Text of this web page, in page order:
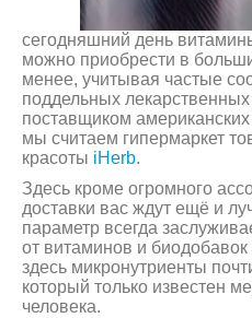
сегодняшний день
можно приобрести в
менее, учитывая частые
поддельных
поставщиком
мы считаем гипермаркет
красоты iHerb.
Здесь кроме огромного
доставки вас ждут ещё и
параметр всегда
от витаминов и биодобавок
здесь микронутриенты
который только известен
человека.